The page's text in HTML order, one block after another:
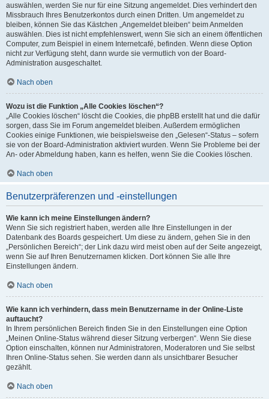
auswählen, werden Sie nur für eine Sitzung angemeldet. Dies verhindert den
Missbrauch Ihres Benutzerkontos durch einen Dritten. Um angemeldet zu
bleiben, können Sie das Kästchen „Angemeldet bleiben“ beim Anmelden
auswählen. Dies ist nicht empfehlenswert, wenn Sie sich an einem öffentlichen
Computer, zum Beispiel in einem Internetcafé, befinden. Wenn diese Option
nicht zur Verfügung steht, dann wurde sie vermutlich von der Board-
Administration ausgeschaltet.
Nach oben
Wozu ist die Funktion „Alle Cookies löschen“?
„Alle Cookies löschen“ löscht die Cookies, die phpBB erstellt hat und die dafür
sorgen, dass Sie im Forum angemeldet bleiben. Außerdem ermöglichen
Cookies einige Funktionen, wie beispielsweise den „Gelesen“-Status – sofern
sie von der Board-Administration aktiviert wurden. Wenn Sie Probleme bei der
An- oder Abmeldung haben, kann es helfen, wenn Sie die Cookies löschen.
Nach oben
Benutzerpräferenzen und -einstellungen
Wie kann ich meine Einstellungen ändern?
Wenn Sie sich registriert haben, werden alle Ihre Einstellungen in der
Datenbank des Boards gespeichert. Um diese zu ändern, gehen Sie in den
„Persönlichen Bereich“; der Link dazu wird meist oben auf der Seite angezeigt,
wenn Sie auf Ihren Benutzernamen klicken. Dort können Sie alle Ihre
Einstellungen ändern.
Nach oben
Wie kann ich verhindern, dass mein Benutzername in der Online-Liste
auftaucht?
In Ihrem persönlichen Bereich finden Sie in den Einstellungen eine Option
„Meinen Online-Status während dieser Sitzung verbergen“. Wenn Sie diese
Option einschalten, können nur Administratoren, Moderatoren und Sie selbst
Ihren Online-Status sehen. Sie werden dann als unsichtbarer Besucher
gezählt.
Nach oben